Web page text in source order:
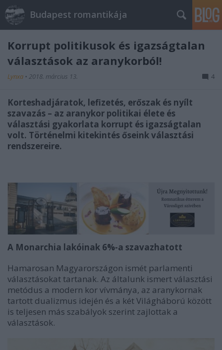
Budapest romantikája
Korrupt politikusok és igazságtalan
választások az aranykorból!
Lynxa • 2018. március 13. 4
Korteshadjáratok, lefizetés, erőszak és nyílt
szavazás – az aranykor politikai élete és
választási gyakorlata korrupt és igazságtalan
volt. Történelmi kitekintés őseink választási
rendszereire.
A Monarchia lakóinak 6%-a szavazhatott
Hamarosan Magyarországon ismét parlamenti
választásokat tartanak. Az általunk ismert választási
metódus a modern kor vívmánya, az aranykornak
tartott dualizmus idején és a két Világháború között
is teljesen más szabályok szerint zajlottak a
választások.